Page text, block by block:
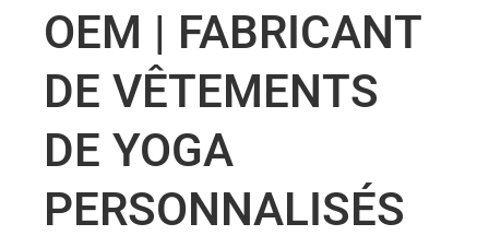
OEM | FABRICANT
DE VÊTEMENTS
DE YOGA
PERSONNALISÉS